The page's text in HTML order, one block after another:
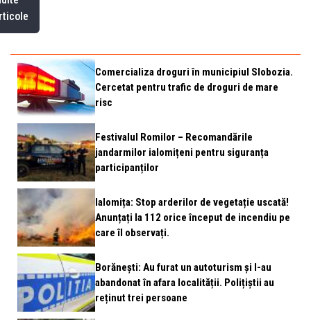
Comercializa droguri în municipiul Slobozia.
Cercetat pentru trafic de droguri de mare
risc
Festivalul Romilor – Recomandările
jandarmilor ialomițeni pentru siguranța
participanților
Ialomița: Stop arderilor de vegetație uscată!
Anunțați la 112 orice început de incendiu pe
care îl observați.
Borănești: Au furat un autoturism și l-au
abandonat în afara localității. Polițiștii au
reținut trei persoane